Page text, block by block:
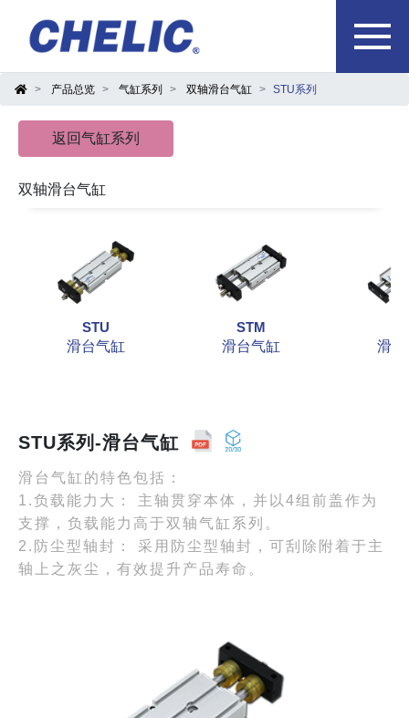
产品总览 气缸系列 双轴滑台气缸 STU系列
返回气缸系列
双轴滑台气缸
STU
滑台气缸
STM
滑台气缸
滑
STU系列-滑台气缸
滑台气缸的特色包括：
1.负载能力大： 主轴贯穿本体，并以4组前盖作为
支撑，负载能力高于双轴气缸系列。
2.防尘型轴封： 采用防尘型轴封，可刮除附着于主
轴上之灰尘，有效提升产品寿命。